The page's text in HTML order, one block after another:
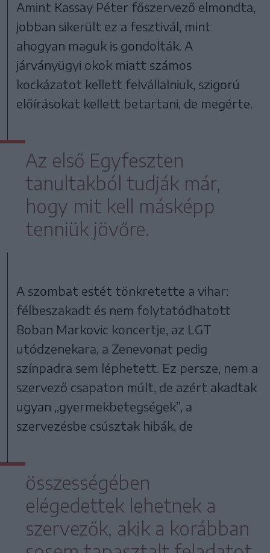
Amint Kassay Péter főszervező elmondta,
jobban sikerült ez a fesztivál, mint
ahogyan maguk is gondolták. A
járványügyi okok miatt számos
kockázatot kellett felvállalniuk, szigorú
előírásokat kellett betartani, de megérte.
Az első Egyfeszten
tanultakból tudják már,
hogy mit kell másképp
tenniük jövőre.
A szombat estét tönkretette a vihar:
félbeszakadt és nem folytatódhatott
Boban Markovic koncertje, az LGT
utódzenekara, a Zenevonat pedig
színpadra sem léphetett. Ez persze, nem a
szervező csapaton múlt, de azért akadtak
ugyan „gyermekbetegségek”, a
szervezésbe csúsztak hibák, de
összességében
elégedettek lehetnek a
szervezők, akik a korábban